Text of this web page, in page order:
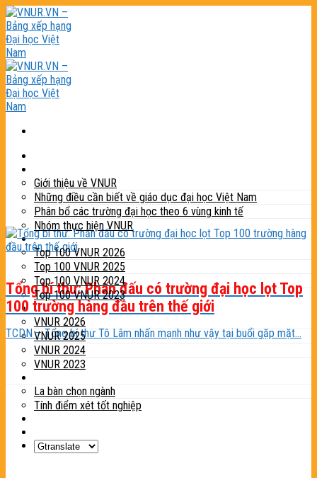
Skip
to
content
Giới thiệu về VNUR
Những điều cần biết về giáo dục đại học Việt Nam
Phân bổ các trường đại học theo 6 vùng kinh tế
Nhóm thực hiện VNUR
Bảng xếp hạng
Top 100 VNUR 2026
Top 100 VNUR 2025
Top 100 VNUR 2024
Top 100 VNUR 2023
Phương pháp xếp hạng
VNUR 2026
VNUR 2025
VNUR 2024
VNUR 2023
La bàn chọn ngành
Tính điểm xét tốt nghiệp
Tổng bí thư: Phấn đấu có trường đại học lọt Top
100 trường hàng đầu trên thế giới
TCDN – Tổng bí thư Tô Lâm nhấn mạnh như vậy tại buổi gặp mặt...